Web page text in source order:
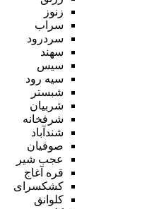
زنوز
سراب
سردرود
سهند
سیس
سیه رود
شبستر
شربیان
شرفخانه
شندآباد
صوفیان
عجب شیر
قره آغاج
کشکسرای
کلوانق